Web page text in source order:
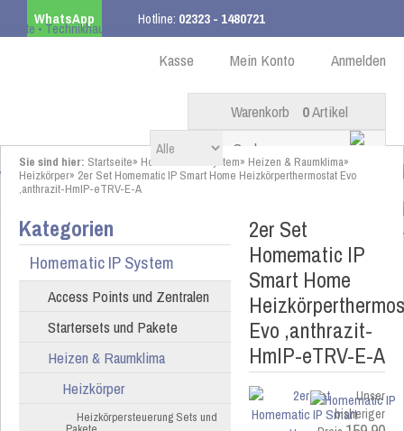
WhatsApp Hotline: 02323 - 1480721
ab 99,00 € innerhalb DE Anmelden
Mein Konto
Kasse
Warenkorb 0Artikel
Sie sind hier: Startseite» Homematic IP System» Heizen & Raumklima»
Heizkörper» 2er Set Homematic IP Smart Home Heizkörperthermostat Evo
,anthrazit-HmIP-eTRV-E-A
Kategorien
Homematic IP System
Access Points und Zentralen
Startersets und Pakete
Heizen & Raumklima
Heizkörper
Heizkörpersteuerung Sets und
2er Set
Homematic IP
Smart Home
Evo ,anthrazit-
HmIP-eTRV-E-A
Unser
bisheriger